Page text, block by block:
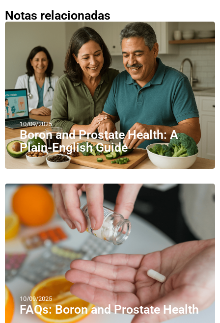
Notas relacionadas
10/09/2025
Boron and Prostate Health: A
Plain-English Guide
10/09/2025
FAQs: Boron and Prostate Health